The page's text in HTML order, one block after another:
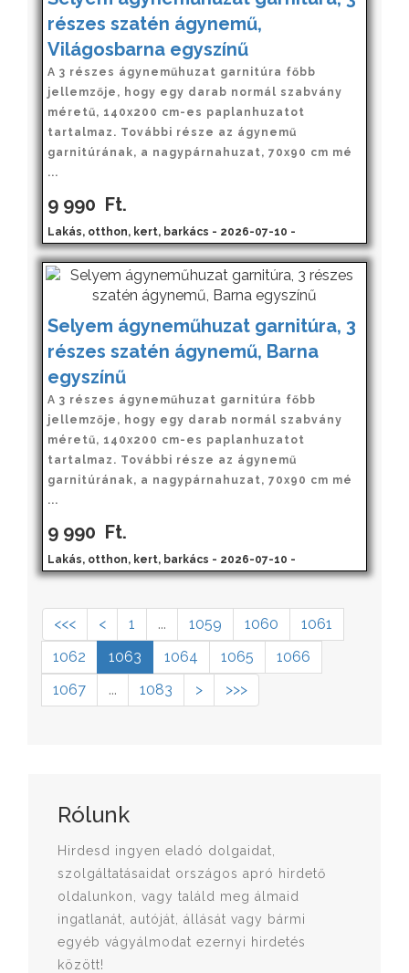
részes szatén ágynemű,
Világosbarna egyszínű
A 3 részes ágyneműhuzat garnitúra főbb
jellemzője, hogy egy darab normál szabvány
méretű, 140x200 cm-es paplanhuzatot
tartalmaz. További része az ágynemű
garnitúrának, a nagypárnahuzat, 70x90 cm mé
...
9 990 Ft.
Lakás, otthon, kert, barkács - 2026-07-10 -
Selyem ágyneműhuzat garnitúra, 3
részes szatén ágynemű, Barna
egyszínű
A 3 részes ágyneműhuzat garnitúra főbb
jellemzője, hogy egy darab normál szabvány
méretű, 140x200 cm-es paplanhuzatot
tartalmaz. További része az ágynemű
garnitúrának, a nagypárnahuzat, 70x90 cm mé
...
9 990 Ft.
Lakás, otthon, kert, barkács - 2026-07-10 -
<<< < 1 ... 1059 1060
1061
1062
1063 1064 1065
1066
1067
... 1083 > >>>
Rólunk
Hirdesd ingyen eladó dolgaidat,
szolgáltatásaidat országos apró hirdető
oldalunkon, vagy találd meg álmaid
ingatlanát, autóját, állását vagy bármi
egyéb vágyálmodat ezernyi hirdetés
között!